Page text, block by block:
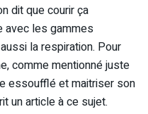
dit que courir ça
avec les gammes
la respiration. Pour
comme mentionné juste
essoufflé et maitriser son
un article à ce sujet.